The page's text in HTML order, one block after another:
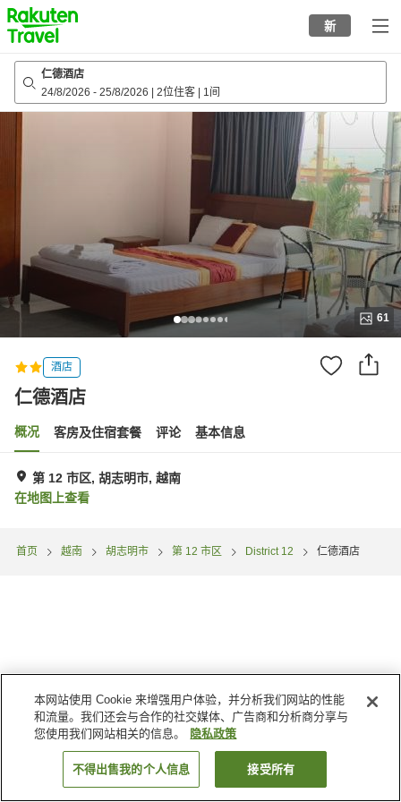
to
top
page
新
仁德酒店
24/8/2026 - 25/8/2026 2位住客 1间
61
酒店
仁德酒店
概况 客房及住宿套餐 评论 基本信息
第 12 市区, 胡志明市, 越南
在地图上查看
首页 越南 胡志明市 第 12 市区 District 12 仁德酒店
搜索客房
本网站使用 Cookie 来增强用户体验，并分析我们网站的性能
和流量。我们还会与合作的社交媒体、广告商和分析商分享与
您使用我们网站相关的信息。
隐私政策
不得出售我的个人信息 接受所有